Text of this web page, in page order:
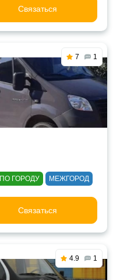
Связаться
7 1
ПО ГОРОДУ МЕЖГОРОД
Связаться
4.9 1